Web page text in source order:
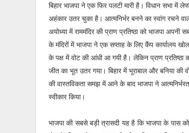
बिहार भाजपा ने एक फिर पलटी मारी है। विधान सभा में
अहंकार उतर चुका है। आत्‍मनिर्भर बनने का स्‍वांग रचने
अयोध्‍या में राममंदिर की प्राण प्रतिष्‍ठा को भाजपा अपनी
के मंदिरों में भाजपा ने एक सप्‍ताह के लिए कैंप कार्यालय
के पक्ष में वोट की आंधी आ गयी है। लेकिन प्राण प्रतिष्‍ठा
जीत का भूत उतर गया। बिहार में भूराबाल और बनिया की
की वास्‍तविकता समझ में आने के बाद भाजपा ने
स्‍वीकार किया।
भाजपा की सबसे बड़ी त्रासदी यह है कि भाजपा के पास